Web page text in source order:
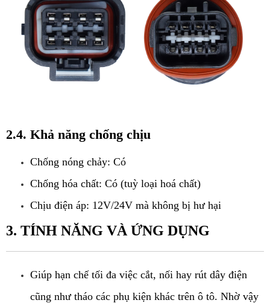
2.4. Khả năng chống chịu
Chống nóng chảy: Có
Chống hóa chất: Có (tuỳ loại hoá chất)
Chịu điện áp: 12V/24V mà không bị hư hại
3. TÍNH NĂNG VÀ ỨNG DỤNG
Giúp hạn chế tối đa việc cắt, nối hay rút dây điện
cũng như tháo các phụ kiện khác trên ô tô. Nhờ vậy